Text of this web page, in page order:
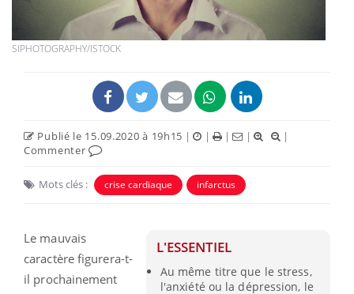
SIPHOTOGRAPHY/ISTOCK
Publié le 15.09.2020 à 19h15 | | | |
|
Commenter
Mots clés : crise cardiaque infarctus
L'ESSENTIEL
Au même titre que le stress,
l'anxiété ou la dépression, le
Le mauvais
caractère figurera-t-
il prochainement